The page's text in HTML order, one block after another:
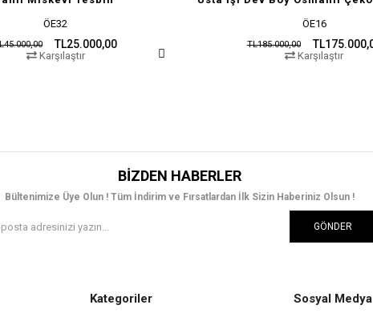
TL175.000,00
BIZDEN HABERLER
Bültenimize Üye Olun ! Tüm İndirim ve Fırsatlardan İlk Sizin Haberiniz Olsun !
GÖNDER
Kategoriler Sosyal Medya